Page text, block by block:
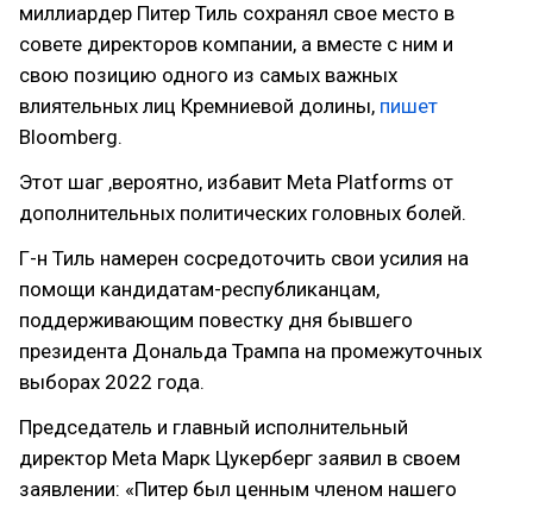
миллиардер Питер Тиль сохранял свое место в
совете директоров компании, а вместе с ним и
свою позицию одного из самых важных
влиятельных лиц Кремниевой долины, пишет
Bloomberg.
Этот шаг ,вероятно, избавит Meta Platforms от
дополнительных политических головных болей.
Г-н Тиль намерен сосредоточить свои усилия на
помощи кандидатам-республиканцам,
поддерживающим повестку дня бывшего
президента Дональда Трампа на промежуточных
выборах 2022 года.
Председатель и главный исполнительный
директор Meta Марк Цукерберг заявил в своем
заявлении: «Питер был ценным членом нашего